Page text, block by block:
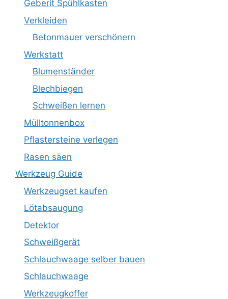
Geberit Spühlkasten
Verkleiden
Betonmauer verschönern
Werkstatt
Blumenständer
Blechbiegen
Schweißen lernen
Mülltonnenbox
Pflastersteine verlegen
Rasen säen
Werkzeug Guide
Werkzeugset kaufen
Lötabsaugung
Detektor
Schweißgerät
Schlauchwaage selber bauen
Schlauchwaage
Werkzeugkoffer